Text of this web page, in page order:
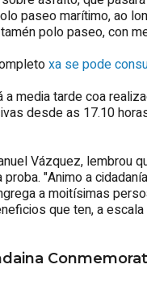
paseo marítimo, ao
polo paseo, con
xa se pode
a media tarde coa
desde as 17.10
Vázquez, lembrou
"Animo a
a moitísimas
que ten, a